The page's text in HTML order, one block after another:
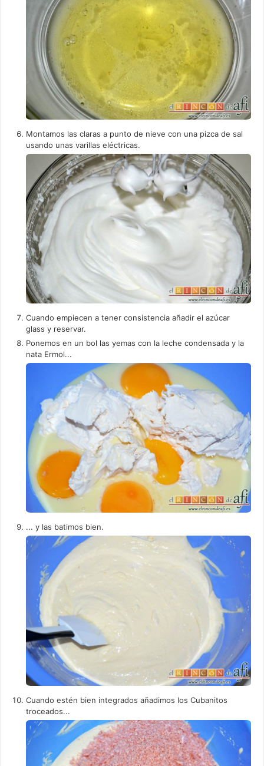
Montamos las claras a punto de nieve con una pizca de sal
usando unas varillas eléctricas.
Cuando empiecen a tener consistencia añadir el azúcar
glass y reservar.
Ponemos en un bol las yemas con la leche condensada y la
nata Ermol...
... y las batimos bien.
Cuando estén bien integrados añadimos los Cubanitos
troceados...